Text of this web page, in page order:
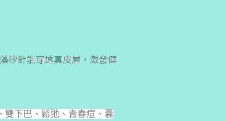
矽針能穿透真皮層，激發健
雙下巴、鬆弛、青春痘、囊